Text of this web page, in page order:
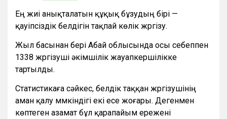
Ең жиі анықталатын құқық бұзудың бірі —
қауіпсіздік белдігін тақпай көлік жүргізу.
Жыл басынан бері Абай облысында осы себеппен
1338 жүргізуші әкімшілік жауапкершілікке
тартылды.
Статистикаға сәйкес, белдік таққан жүргізушінің
аман қалу мүмкіндігі екі есе жоғары. Дегенмен
көптеген азамат бұл қарапайым ережені